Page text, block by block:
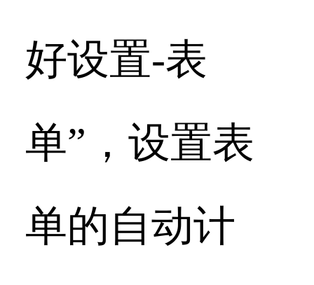
好设置-表
单”，设置表
单的自动计